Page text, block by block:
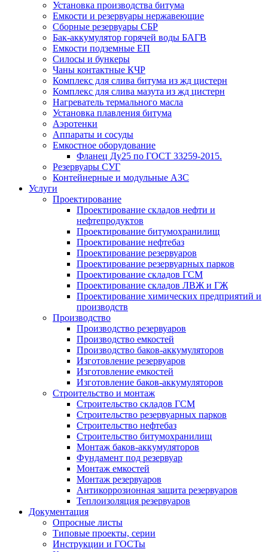
Установка производства битума
Емкости и резервуары нержавеющие
Сборные резервуары СБР
Бак-аккумулятор горячей воды БАГВ
Емкости подземные ЕП
Силосы и бункеры
Чаны контактные КЧР
Комплекс для слива битума из жд цистерн
Комплекс для слива мазута из жд цистерн
Нагреватель термального масла
Установка плавления битума
Аэротенки
Аппараты и сосуды
Емкостное оборудование
Фланец Ду25 по ГОСТ 33259-2015.
Резервуары СУГ
Контейнерные и модульные АЗС
Услуги
Проектирование
Проектирование складов нефти и
нефтепродуктов
Проектирование битумохранилищ
Проектирование нефтебаз
Проектирование резервуаров
Проектирование резервуарных парков
Проектирование складов ГСМ
Проектирование складов ЛВЖ и ГЖ
Проектирование химических предприятий и
производств
Производство
Производство резервуаров
Производство емкостей
Производство баков-аккумуляторов
Изготовление резервуаров
Изготовление емкостей
Изготовление баков-аккумуляторов
Строительство и монтаж
Строительство складов ГСМ
Строительство резервуарных парков
Строительство нефтебаз
Строительство битумохранилищ
Монтаж баков-аккумуляторов
Фундамент под резервуар
Монтаж емкостей
Монтаж резервуаров
Антикоррозионная защита резервуаров
Теплоизоляция резервуаров
Документация
Опросные листы
Типовые проекты, серии
Инструкции и ГОСТы